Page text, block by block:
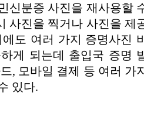
신분증 사진을 재사용할
사진을 찍거나 사진을 제
도 여러 가지 증명사진
게 되는데 출입국 증명
, 모바일 결제 등 여러 가
있다.